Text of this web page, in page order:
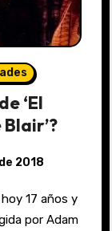
‘El
2018
por Adam